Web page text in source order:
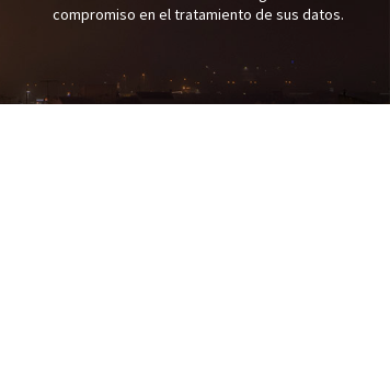
compromiso en el tratamiento de sus datos.